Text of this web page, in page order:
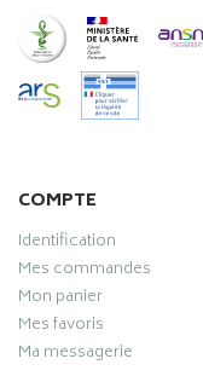
COMPTE
Identification
Mes commandes
Mon panier
Mes favoris
Ma messagerie